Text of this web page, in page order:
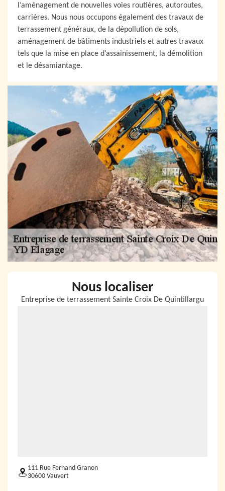
l’aménagement de nouvelles voies routières, autoroutes,
carrières. Nous nous occupons également des travaux de
terrassement généraux, de la dépollution de sols,
aménagement de bâtiments industriels et autres travaux
tels que la mise en place d’assainissement, la démolition
et le désamiantage.
Nous localiser
Entreprise de terrassement Sainte Croix De Quintillargu
111 Rue Fernand Granon
30600 Vauvert